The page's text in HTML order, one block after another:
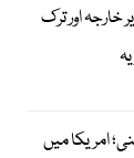
خارجہ اور ترک
امریکا میں